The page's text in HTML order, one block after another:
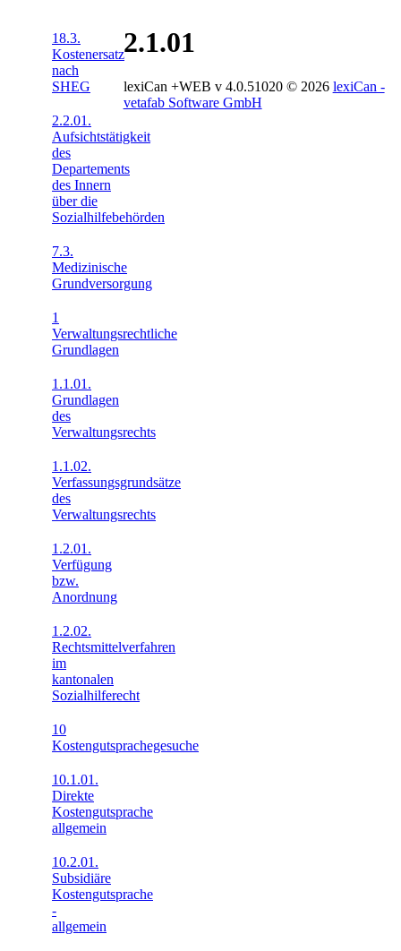
18.3.
Kostenersatz
nach
SHEG
2.2.01.
Aufsichtstätigkeit
des
Departements
des Innern
über die
Sozialhilfebehörden
7.3.
Medizinische
Grundversorgung
1
Verwaltungsrechtliche
Grundlagen
1.1.01.
Grundlagen
des
Verwaltungsrechts
1.1.02.
Verfassungsgrundsätze
des
Verwaltungsrechts
1.2.01.
Verfügung
bzw.
Anordnung
1.2.02.
Rechtsmittelverfahren
im
kantonalen
Sozialhilferecht
10
Kostengutsprachegesuche
10.1.01.
Direkte
Kostengutsprache
allgemein
10.2.01.
Subsidiäre
Kostengutsprache
-
allgemein
2.1.01
lexiCan +WEB v 4.0.51020 © 2026 lexiCan -
vetafab Software GmbH